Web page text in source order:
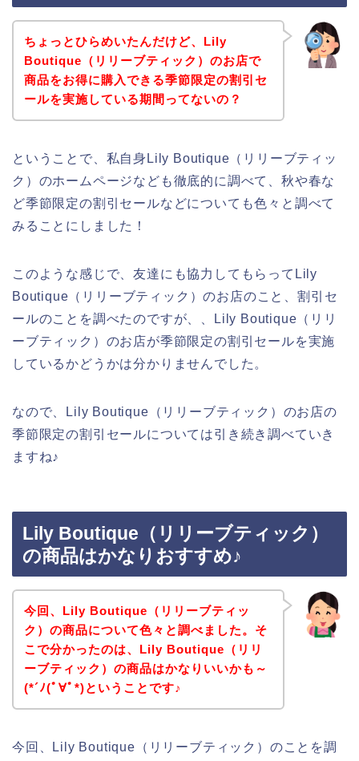
ちょっとひらめいたんだけど、Lily
Boutique（リリーブティック）のお店で
商品をお得に購入できる季節限定の割引セ
ールを実施している期間ってないの？
ということで、私自身Lily Boutique（リリーブティッ
ク）のホームページなども徹底的に調べて、秋や春な
ど季節限定の割引セールなどについても色々と調べて
みることにしました！
このような感じで、友達にも協力してもらってLily
Boutique（リリーブティック）のお店のこと、割引セ
ールのことを調べたのですが、、Lily Boutique（リリ
ーブティック）のお店が季節限定の割引セールを実施
しているかどうかは分かりませんでした。
なので、Lily Boutique（リリーブティック）のお店の
季節限定の割引セールについては引き続き調べていき
ますね♪
Lily Boutique（リリーブティック）
の商品はかなりおすすめ♪
今回、Lily Boutique（リリーブティッ
ク）の商品について色々と調べました。そ
こで分かったのは、Lily Boutique（リリ
ーブティック）の商品はかなりいいかも～
(*´ﾉ(ﾟ∀ﾟ*)ということです♪
今回、Lily Boutique（リリーブティック）のことを調